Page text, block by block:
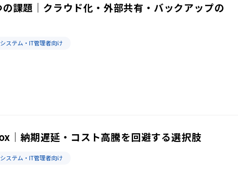
課題｜クラウド化・外部共有・バックアップの
ステム・IT管理者向け
｜納期遅延・コスト高騰を回避する選択肢
ステム・IT管理者向け